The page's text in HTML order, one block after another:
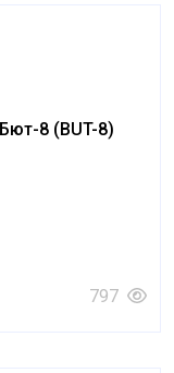
8 (BUT-8)
797